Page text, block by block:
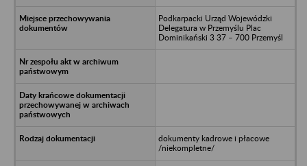
Podkarpacki Urząd Wojewódzki
Delegatura w Przemyślu Plac
Dominikański 3 37 – 700 Przemyśl
dokumenty kadrowe i płacowe
/niekompletne/